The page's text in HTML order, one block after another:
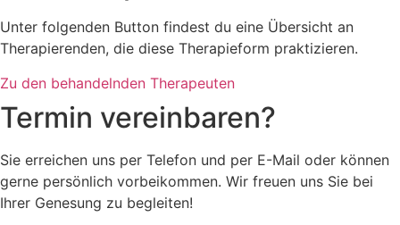
Unter folgenden Button findest du eine Übersicht an
Therapierenden, die diese Therapieform praktizieren.
Zu den behandelnden Therapeuten
Termin vereinbaren?
Sie erreichen uns per Telefon und per E-Mail oder können
gerne persönlich vorbeikommen. Wir freuen uns Sie bei
Ihrer Genesung zu begleiten!